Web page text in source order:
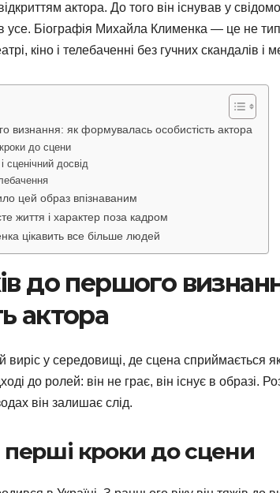
актора. До того він існував у
усе. Біографія Михайла Клименка — це не
кіно і телебаченні без гучних скандалів і
визнання: як формувалась особистість актора
до сцени
сценічний досвід
цей образ впізнаваним
життя і характер поза кадром
цікавить все більше людей
до першого
актора
виріс у середовищі, де сцена сприймається
до ролей: він не грає, він існує в образі.
він залишає слід.
перші кроки до сцени